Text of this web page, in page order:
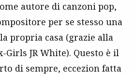
autore di canzoni pop,
per se stesso una
propria casa (grazie alla
Girls JR White). Questo è il
di sempre, eccezion fatta